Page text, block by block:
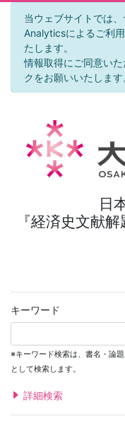
当ウェブサイトでは
Analyticsによるご利
たします。
情報取得にご同意い
クをお願いいたします
日
『経済史文献
キーワード
※キーワード検索は、書名・論
として検索します。
詳細検索